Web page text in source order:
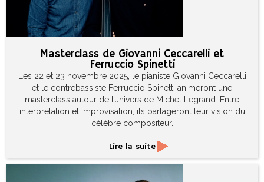
Masterclass de Giovanni Ceccarelli et
Ferruccio Spinetti
Les 22 et 23 novembre 2025, le pianiste Giovanni Ceccarelli
et le contrebassiste Ferruccio Spinetti animeront une
masterclass autour de l’univers de Michel Legrand. Entre
interprétation et improvisation, ils partageront leur vision du
célèbre compositeur.
Lire la suite